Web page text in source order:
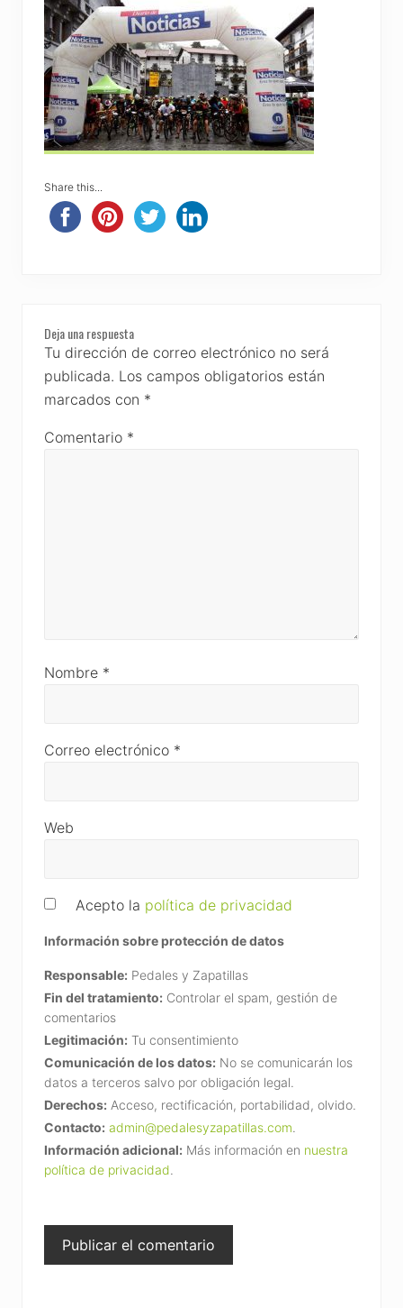
Share this...
Reader
Interactions
Deja una respuesta
Tu dirección de correo electrónico no será
publicada. Los campos obligatorios están
marcados con *
Comentario *
Nombre *
Correo electrónico *
Web
Acepto la política de privacidad
Información sobre protección de datos
Responsable: Pedales y Zapatillas
Fin del tratamiento: Controlar el spam, gestión de
comentarios
Legitimación: Tu consentimiento
Comunicación de los datos: No se comunicarán los
datos a terceros salvo por obligación legal.
Derechos: Acceso, rectificación, portabilidad, olvido.
Contacto: admin@pedalesyzapatillas.com.
Información adicional: Más información en nuestra
política de privacidad.